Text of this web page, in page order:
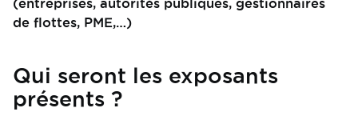
(entreprises, autorités publiques, gestionnaires
de flottes, PME,…)
Qui seront les exposants
présents ?